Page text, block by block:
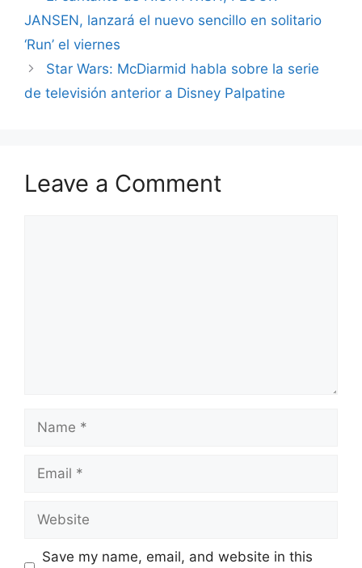
JANSEN, lanzará el nuevo sencillo en solitario
‘Run’ el viernes
Star Wars: McDiarmid habla sobre la serie
de televisión anterior a Disney Palpatine
Leave a Comment
Name
Email
Website
Save my name, email, and website in this